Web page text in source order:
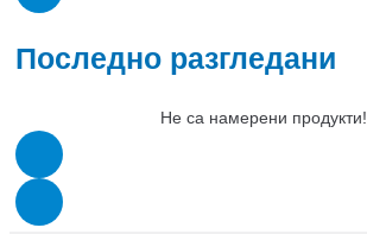
Последно разгледани
Не са намерени продукти!.